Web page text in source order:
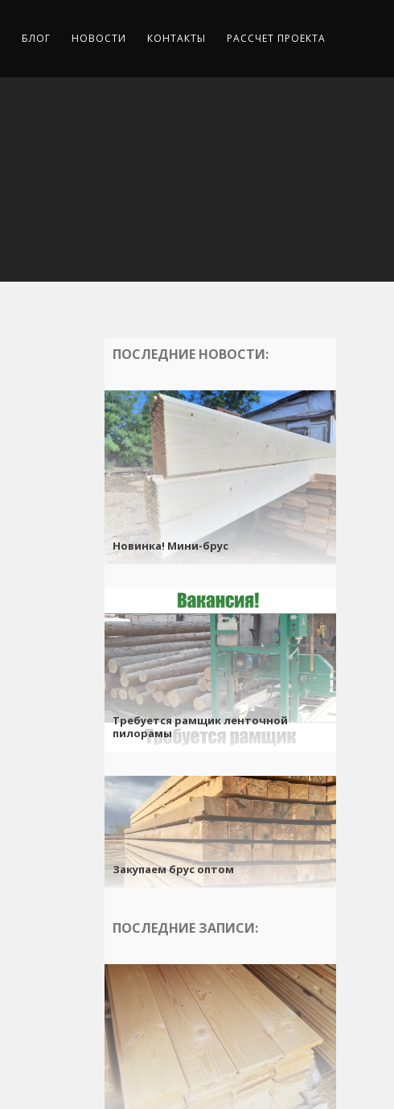
БЛОГ НОВОСТИ КОНТАКТЫ РАССЧЕТ ПРОЕКТА
ПОСЛЕДНИЕ НОВОСТИ:
Новинка! Мини-брус
Требуется рамщик ленточной
пилорамы
Закупаем брус оптом
ПОСЛЕДНИЕ ЗАПИСИ: